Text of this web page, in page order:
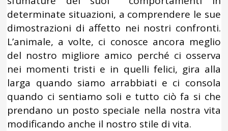
determinate situazioni, a comprendere le sue
dimostrazioni di affetto nei nostri confronti.
L’animale, a volte, ci conosce ancora meglio
del nostro migliore amico perché ci osserva
nei momenti tristi e in quelli felici, gira alla
larga quando siamo arrabbiati e ci consola
quando ci sentiamo soli e tutto ciò fa si che
prendano un posto speciale nella nostra vita
modificando anche il nostro stile di vita.